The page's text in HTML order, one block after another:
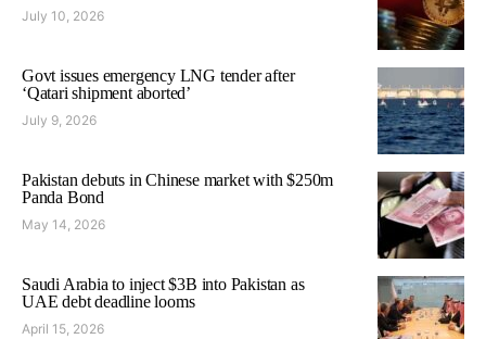
July 10, 2026
Govt issues emergency LNG tender after
‘Qatari shipment aborted’
July 9, 2026
Pakistan debuts in Chinese market with $250m
Panda Bond
May 14, 2026
Saudi Arabia to inject $3B into Pakistan as
UAE debt deadline looms
April 15, 2026